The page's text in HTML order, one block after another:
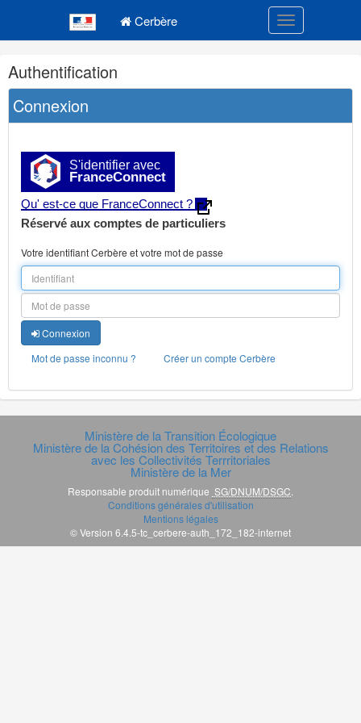
Cerbère Toggle
Navigation
et
outils
annexes
Authentification
Connexion
S'identifier avec
FranceConnect
Qu' est-ce que FranceConnect ?
Réservé aux comptes de particuliers
Votre identifiant Cerbère et votre mot de passe
Connexion
Mot de passe inconnu ?
Créer un compte Cerbère
Ministère de la Transition Écologique
Ministère de la Cohésion des Territoires et des Relations
avec les Collectivités Terrritoriales
Ministère de la Mer
Responsable produit numérique SG/DNUM/DSGC.
Conditions générales d'utilisation
Mentions légales
© Version 6.4.5-tc_cerbere-auth_172_182-internet